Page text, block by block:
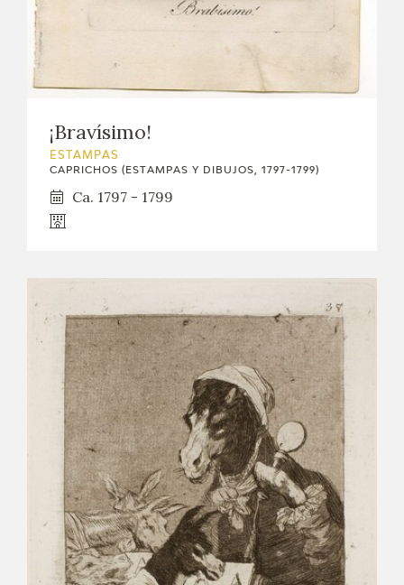
¡Bravísimo!
ESTAMPAS
CAPRICHOS (ESTAMPAS Y DIBUJOS, 1797-1799)
Ca. 1797 - 1799